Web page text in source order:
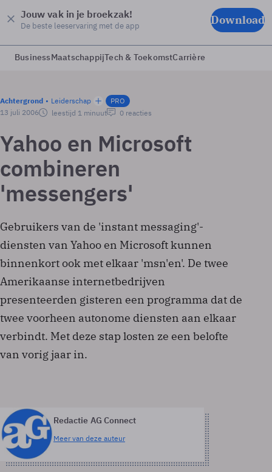
Jouw vak in je broekzak!
De beste leeservaring met de app Download
BusinessMaatschappijTech & ToekomstCarrière
Achtergrond Leiderschap
PRO
13 juli 2006
leestijd 1 minuut 0 reacties
Yahoo en Microsoft
combineren
'messengers'
Gebruikers van de 'instant messaging'-
diensten van Yahoo en Microsoft kunnen
binnenkort ook met elkaar 'msn'en'. De twee
Amerikaanse internetbedrijven
presenteerden gisteren een programma dat de
twee voorheen autonome diensten aan elkaar
verbindt. Met deze stap losten ze een belofte
van vorig jaar in.
Redactie AG Connect
Meer van deze auteur